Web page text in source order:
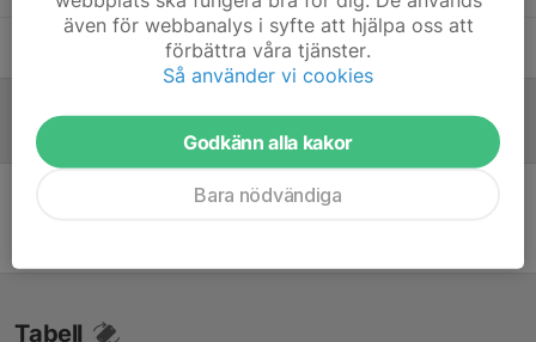
Peter TorstenssonAssisterande tränare, Kontaktperson
Referat
Tabell
även för webbanalys i syfte att hjälpa oss att
förbättra våra tjänster.
Så använder vi cookies
Godkänn alla kakor
Bara nödvändiga